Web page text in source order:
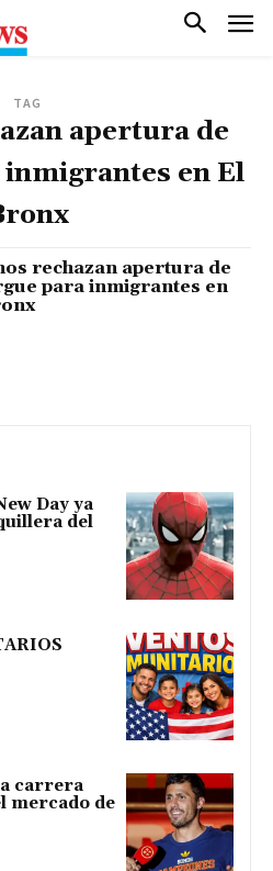
TAG
apertura de
en El
rechazan apertura de
para inmigrantes en
Day ya
del
carrera
mercado de